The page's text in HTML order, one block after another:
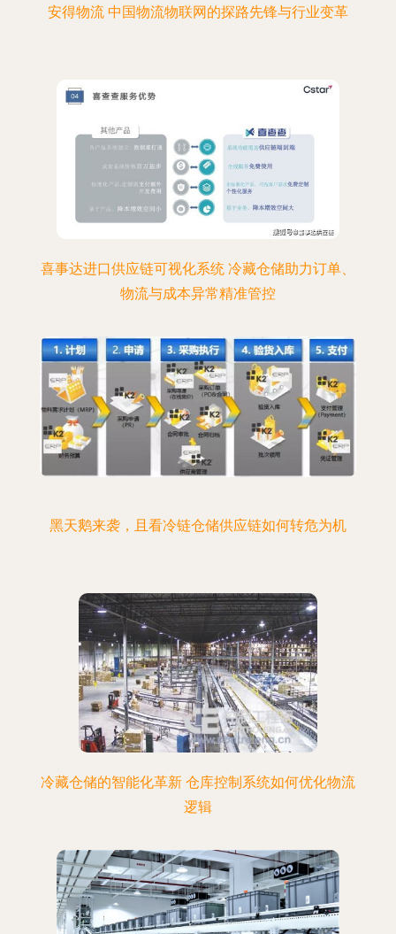
安得物流 中国物流物联网的探路先锋与行业变革
喜事达进口供应链可视化系统 冷藏仓储助力订单、
物流与成本异常精准管控
黑天鹅来袭，且看冷链仓储供应链如何转危为机
冷藏仓储的智能化革新 仓库控制系统如何优化物流
逻辑